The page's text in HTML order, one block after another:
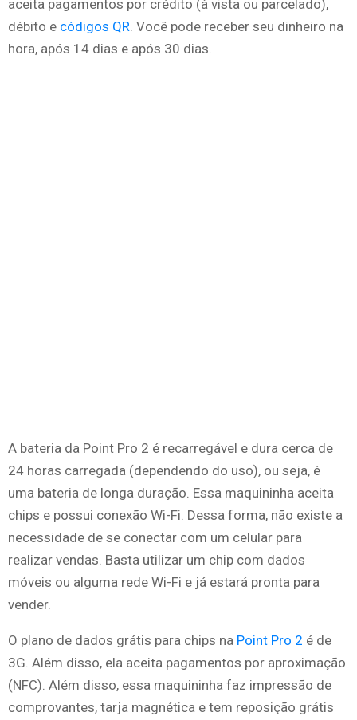
aceita pagamentos por crédito (à vista ou parcelado),
débito e códigos QR . Você pode receber seu dinheiro na
hora, após 14 dias e após 30 dias.
A bateria da Point Pro 2 é recarregável e dura cerca de
24 horas carregada (dependendo do uso), ou seja, é
uma bateria de longa duração. Essa maquininha aceita
chips e possui conexão Wi-Fi. Dessa forma, não existe a
necessidade de se conectar com um celular para
realizar vendas. Basta utilizar um chip com dados
móveis ou alguma rede Wi-Fi e já estará pronta para
vender.
O plano de dados grátis para chips na Point Pro 2 é de
3G. Além disso, ela aceita pagamentos por aproximação
(NFC). Além disso, essa maquininha faz impressão de
comprovantes, tarja magnética e tem reposição grátis